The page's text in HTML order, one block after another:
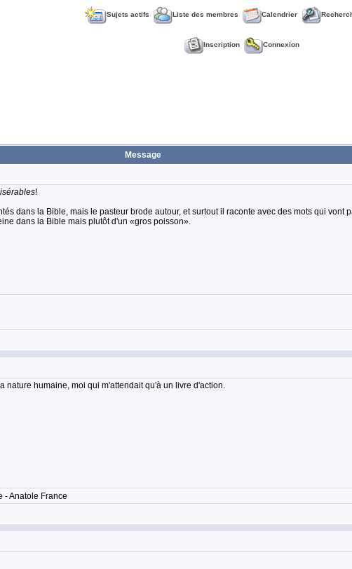
Sujets actifs Liste des membres Calendrier
Inscription Connexion
Message
!
dans la Bible, mais le pasteur brode autour, et surtout il raconte avec des mots qui vont
dans la Bible mais plutôt d'un «gros poisson».
nature humaine, moi qui m'attendait qu'à un livre d'action.
- Anatole France